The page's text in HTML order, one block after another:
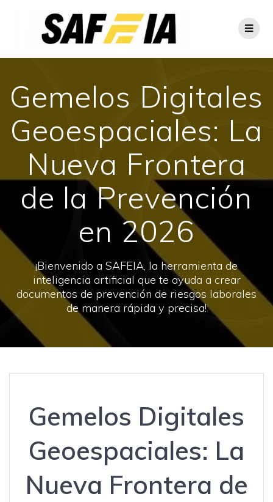
Gemelos Digitales
Geoespaciales: La
Nueva Frontera
de la Prevención
en 2026
¡Bienvenido a SAFEIA, la herramienta de
inteligencia artificial que te ayuda a crear
documentos de prevención de riesgos laborales
de manera rápida y precisa!
Gemelos Digitales
Geoespaciales: La
Nueva Frontera de